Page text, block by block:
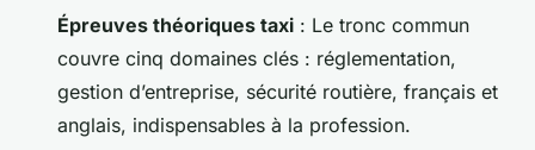
Épreuves théoriques taxi : Le tronc commun
couvre cinq domaines clés : réglementation,
gestion d’entreprise, sécurité routière, français et
anglais, indispensables à la profession.